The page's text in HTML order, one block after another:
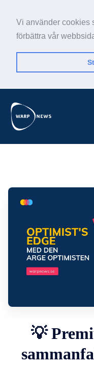
Vi använder cookies
förbättra vår
💡